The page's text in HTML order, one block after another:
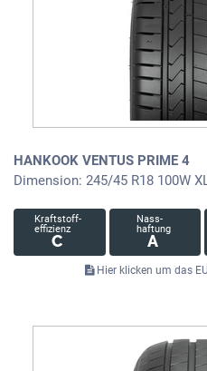
HANKOOK VENTUS PRIME 4
Dimension: 245/45 R18 100W
Kraftstoff-
effizienz
C
Nass-
haftung
A
Hier klicken um das